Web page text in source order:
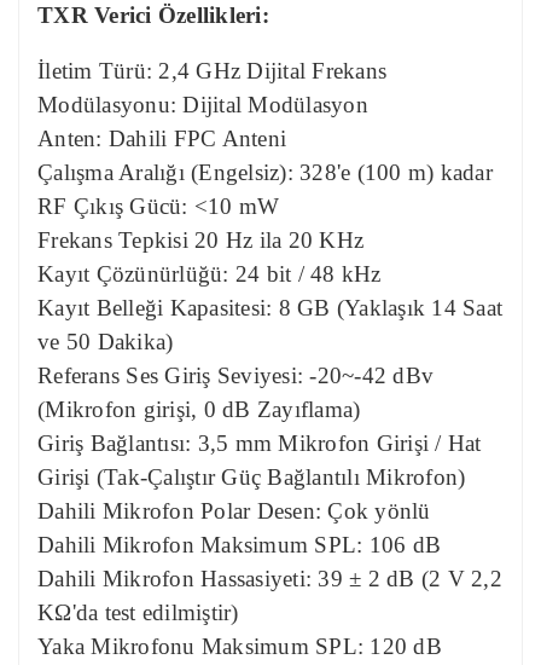
TXR Verici Özellikleri:
İletim Türü: 2,4 GHz Dijital Frekans
Modülasyonu: Dijital Modülasyon
Anten: Dahili FPC Anteni
Çalışma Aralığı (Engelsiz): 328'e (100 m) kadar
RF Çıkış Gücü: <10 mW
Frekans Tepkisi 20 Hz ila 20 KHz
Kayıt Çözünürlüğü: 24 bit / 48 kHz
Kayıt Belleği Kapasitesi: 8 GB (Yaklaşık 14 Saat
ve 50 Dakika)
Referans Ses Giriş Seviyesi: -20~-42 dBv
(Mikrofon girişi, 0 dB Zayıflama)
Giriş Bağlantısı: 3,5 mm Mikrofon Girişi / Hat
Girişi (Tak-Çalıştır Güç Bağlantılı Mikrofon)
Dahili Mikrofon Polar Desen: Çok yönlü
Dahili Mikrofon Maksimum SPL: 106 dB
Dahili Mikrofon Hassasiyeti: 39 ± 2 dB (2 V 2,2
KΩ'da test edilmiştir)
Yaka Mikrofonu Maksimum SPL: 120 dB